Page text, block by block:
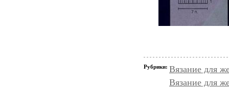
Рубрики: Вязание для
Вязание для